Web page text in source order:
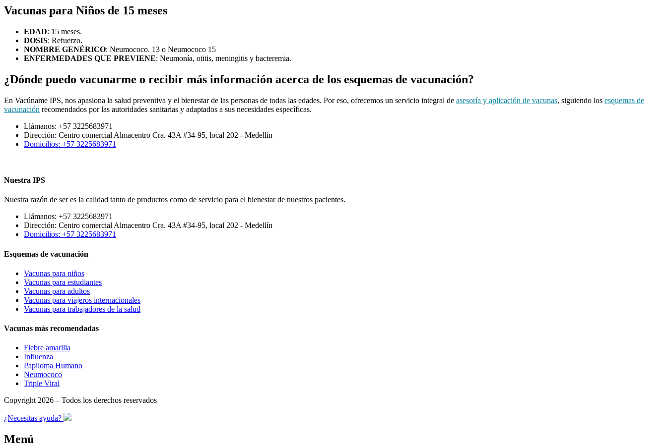
Vacunas para Niños de 15 meses
EDAD: 15 meses.
DOSIS: Refuerzo.
NOMBRE GENÉRICO: Neumococo. 13 o Neumococo 15
ENFERMEDADES QUE PREVIENE: Neumonía, otitis, meningitis y bacteremia.
¿Dónde puedo vacunarme o recibir más información acerca de los esquemas de vacunación?
En Vacúname IPS, nos apasiona la salud preventiva y el bienestar de las personas de todas las edades. Por eso, ofrecemos un servicio integral de asesoría y aplicación de vacunas, siguiendo los esquemas de
vacunación recomendados por las autoridades sanitarias y adaptados a sus necesidades específicas.
Llámanos: +57 3225683971
Dirección: Centro comercial Almacentro Cra. 43A #34-95, local 202 - Medellín
Domicilios: +57 3225683971
Nuestra IPS
Nuestra razón de ser es la calidad tanto de productos como de servicio para el bienestar de nuestros pacientes.
Llámanos: +57 3225683971
Dirección: Centro comercial Almacentro Cra. 43A #34-95, local 202 - Medellín
Domicilios: +57 3225683971
Esquemas de vacunación
Vacunas para niños
Vacunas para estudiantes
Vacunas para adultos
Vacunas para viajeros internacionales
Vacunas para trabajadores de la salud
Vacunas más recomendadas
Fiebre amarilla
Influenza
Papiloma Humano
Neumococo
Triple Viral
Copyright 2026 – Todos los derechos reservados
¿Necesitas ayuda?
Menú